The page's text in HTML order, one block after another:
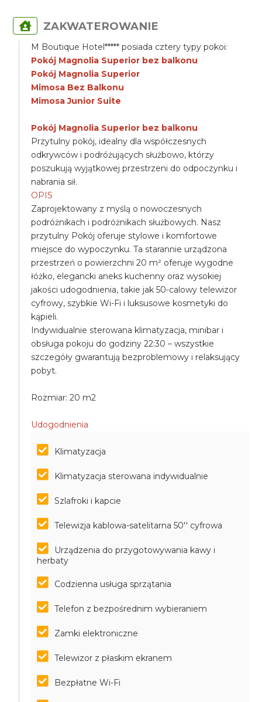
ZAKWATEROWANIE
M Boutique Hotel***** posiada cztery typy pokoi:
Pokój Magnolia Superior bez balkonu
Pokój Magnolia Superior
Mimosa Bez Balkonu
Mimosa Junior Suite
Pokój Magnolia Superior bez balkonu
Przytulny pokój, idealny dla współczesnych
odkrywców i podróżujących służbowo, którzy
poszukują wyjątkowej przestrzeni do odpoczynku i
nabrania sił.
OPIS
Zaprojektowany z myślą o nowoczesnych
podróżnikach i podróżnikach służbowych. Nasz
przytulny Pokój oferuje stylowe i komfortowe
miejsce do wypoczynku. Ta starannie urządzona
przestrzeń o powierzchni 20 m² oferuje wygodne
łóżko, elegancki aneks kuchenny oraz wysokiej
jakości udogodnienia, takie jak 50-calowy telewizor
cyfrowy, szybkie Wi-Fi i luksusowe kosmetyki do
kąpieli.
Indywidualnie sterowana klimatyzacja, minibar i
obsługa pokoju do godziny 22:30 – wszystkie
szczegóły gwarantują bezproblemowy i relaksujący
pobyt.
Rozmiar: 20 m2
Udogodnienia
Klimatyzacja
Klimatyzacja sterowana indywidualnie
Szlafroki i kapcie
Telewizja kablowa-satelitarna 50'' cyfrowa
Urządzenia do przygotowywania kawy i
herbaty
Codzienna usługa sprzątania
Telefon z bezpośrednim wybieraniem
Zamki elektroniczne
Telewizor z płaskim ekranem
Bezpłatne Wi-Fi